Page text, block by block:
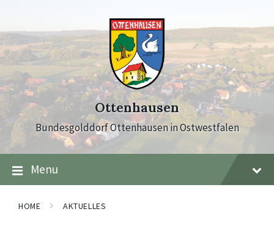
content
main
navigation
footer
Ottenhausen
Bundesgolddorf Ottenhausen in Ostwestfalen
Menu
HOME AKTUELLES